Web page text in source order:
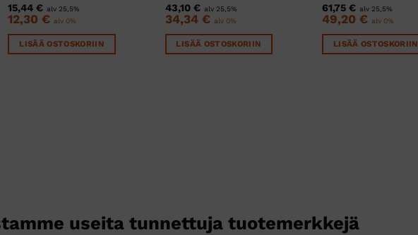
15,44€ alv 25,5%
12,30€ alv 0%
LISÄÄ OSTOSKORIIN
43,10 € alv 25,5%
34,34 € alv 0%
LISÄÄ OSTOSKORIIN
61,75€ alv 25,5%
49,20€ alv 0%
LISÄÄ OSTOSKORIIN
useita tunnettuja tuotemerkkejä